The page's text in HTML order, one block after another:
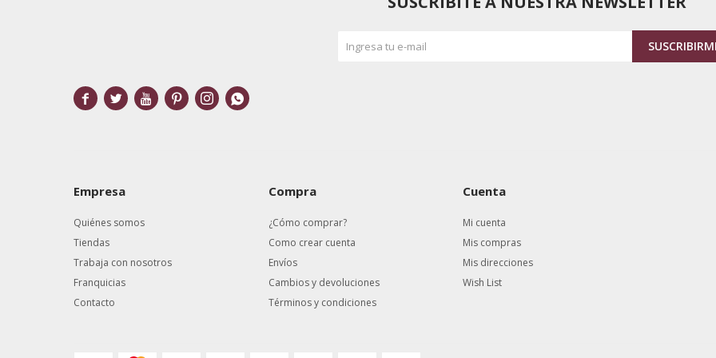
Empresa
Quiénes somos
Tiendas
Trabaja con nosotros
Franquicias
Contacto
Compra
¿Cómo comprar?
Como crear cuenta
Envíos
Cambios y devoluciones
Términos y condiciones
Cuenta
Mi cuenta
Mis compras
Mis direcciones
Wish List
     